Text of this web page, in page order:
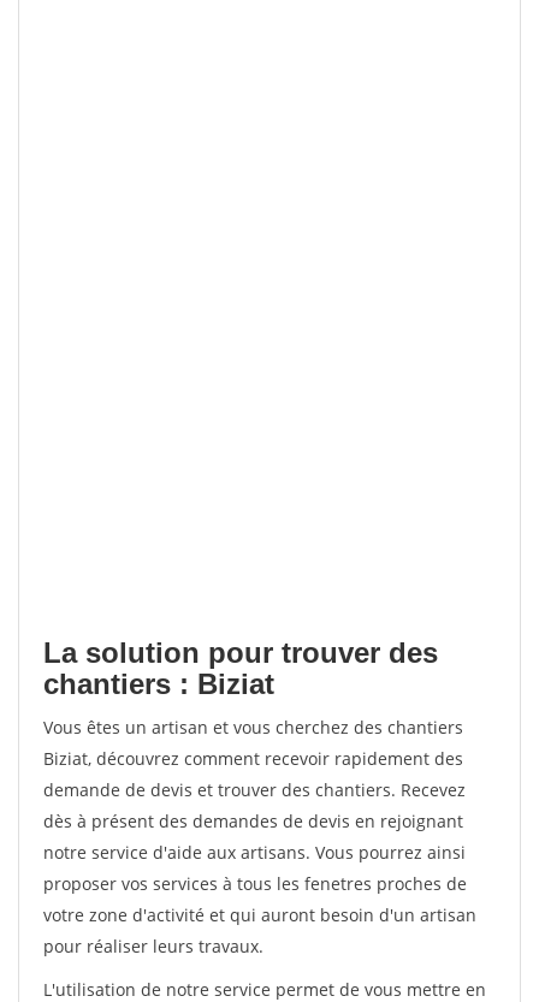
La solution pour trouver des
chantiers : Biziat
Vous êtes un artisan et vous cherchez des chantiers
Biziat, découvrez comment recevoir rapidement des
demande de devis et trouver des chantiers. Recevez
dès à présent des demandes de devis en rejoignant
notre service d'aide aux artisans. Vous pourrez ainsi
proposer vos services à tous les fenetres proches de
votre zone d'activité et qui auront besoin d'un artisan
pour réaliser leurs travaux.
L'utilisation de notre service permet de vous mettre en